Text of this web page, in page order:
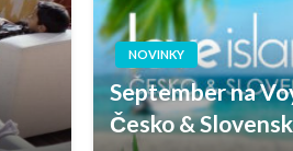
NOVINKY
September na
Česko &